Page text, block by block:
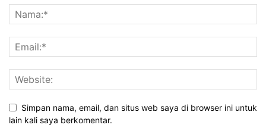
Simpan nama, email, dan situs web saya di browser ini untuk
lain kali saya berkomentar.